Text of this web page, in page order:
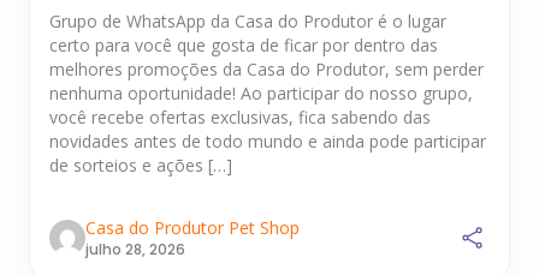
Grupo de WhatsApp da Casa do Produtor é o lugar
certo para você que gosta de ficar por dentro das
melhores promoções da Casa do Produtor, sem perder
nenhuma oportunidade! Ao participar do nosso grupo,
você recebe ofertas exclusivas, fica sabendo das
novidades antes de todo mundo e ainda pode participar
de sorteios e ações […]
Casa do Produtor Pet Shop
julho 28, 2026